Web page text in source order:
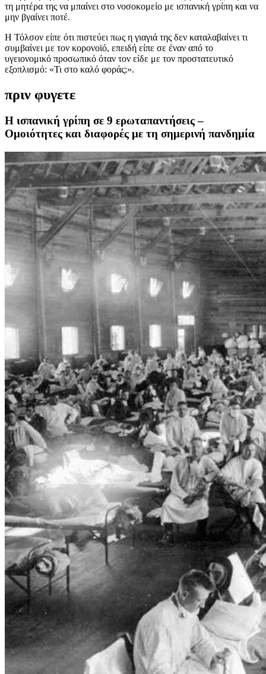
τη μητέρα της να μπαίνει στο νοσοκομείο με ισπανική γρίπη και να
μην βγαίνει ποτέ.
Η Τόλσον είπε ότι πιστεύει πως η γιαγιά της δεν καταλαβαίνει τι
συμβαίνει με τον κορονοϊό, επειδή είπε σε έναν από το
υγειονομικό προσωπικό όταν τον είδε με τον προστατευτικό
εξοπλισμό: «Τι στο καλό φοράς;».
πριν φυγετε
Η ισπανική γρίπη σε 9 ερωταπαντήσεις –
Ομοιότητες και διαφορές με τη σημερινή πανδημία